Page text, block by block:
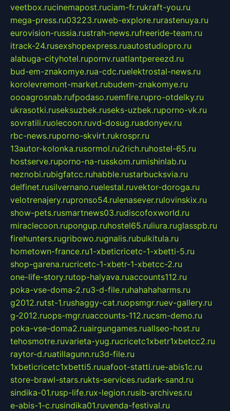
veetbox.rucinemapost.ruciam-fr.rukraft-you.ru
mega-press.ru03223.ruweb-explore.rurastenuya.ru
eurovision-russia.rustrah-news.rufreeride-team.ru
itrack-24.rusexshopexpress.ruautostudiopro.ru
alabuga-cityhotel.rupornv.ruatlantpereezd.ru
bud-em-znakomye.rua-cdc.ruelektrostal-news.ru
korolevremont-market.rubudem-znakomye.ru
oooagrosnab.rufpodaso.ruemfire.rupro-otdelky.ru
ukrasotki.ruseksuzbek.ruseks-uzbek.ruporno-vk.ru
sovratili.ruolecoon.ruvd-dosug.ruadonyev.ru
rbc-news.ruporno-skvirt.rukrospr.ru
13autor-kolonka.rusormol.ru2rich.ruhostel-65.ru
hostserve.ruporno-na-russkom.rumishinlab.ru
neznobi.rubigfatcc.ruhabble.rustarbucksvia.ru
delfinet.rusilvernano.ruelestal.ruvektor-doroga.ru
velotrenajery.rupronso54.rulenasever.rulovinskix.ru
show-pets.rusmartnews03.rudiscofoxworld.ru
miraclecoon.rupongup.ruhostel65.ruliura.ruglasspb.ru
firehunters.rugribowo.rugnalis.rubulkitula.ru
hometown-france.ru1-xbeticricetc-1-xbetti-5.ru
shop-garena.rucricetc-1-xbetr-1-xbetcc-2.ru
one-life-story.rutop-halyava.ruaccounts112.ru
poka-vse-doma-2.ru3-d-file.ruhahahaharms.ru
g2012.rutst-1.rushaggy-cat.ruopsmgr.ruev-gallery.ru
g-2012.ruops-mgr.ruaccounts-112.rucsm-demo.ru
poka-vse-doma2.ruairgungames.ruallseo-host.ru
tehosmotre.ruvarieta-yug.rucricetc1xbetr1xbetcc2.ru
raytor-d.ruatillagunn.ru3d-file.ru
1xbeticricetc1xbetti5.ruuafoot-statti.rue-abis1c.ru
store-brawl-stars.rukts-services.rudark-sand.ru
sindika-01.rusp-life.rux-legion.rusib-archives.ru
e-abis-1-c.rusindika01.ruvenda-festival.ru